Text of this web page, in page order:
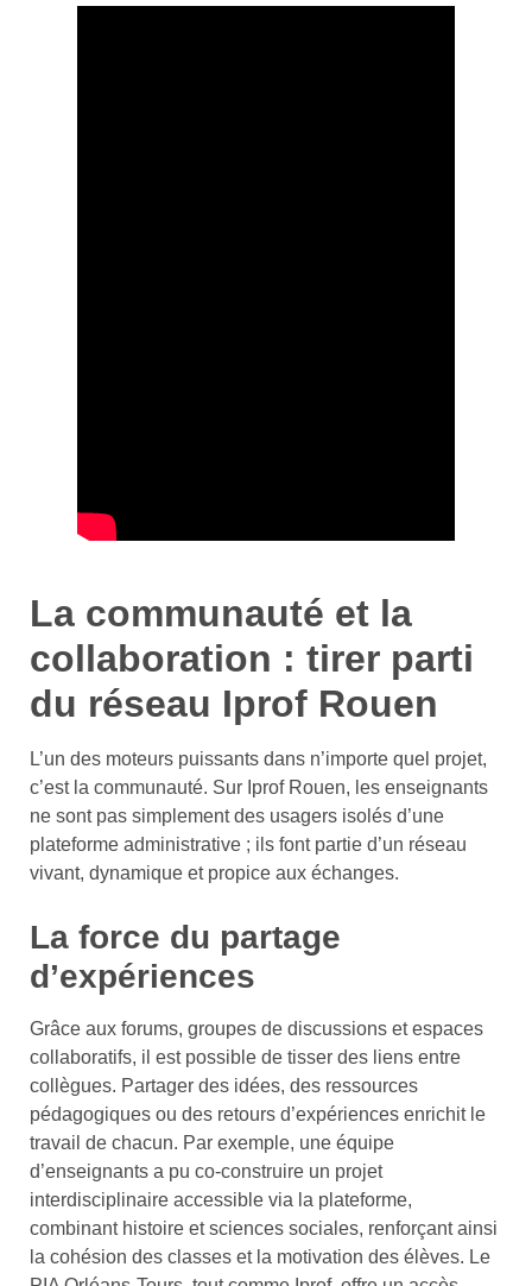
La communauté et la
collaboration : tirer parti
du réseau Iprof Rouen
L’un des moteurs puissants dans n’importe quel projet,
c’est la communauté. Sur Iprof Rouen, les enseignants
ne sont pas simplement des usagers isolés d’une
plateforme administrative ; ils font partie d’un réseau
vivant, dynamique et propice aux échanges.
La force du partage
d’expériences
Grâce aux forums, groupes de discussions et espaces
collaboratifs, il est possible de tisser des liens entre
collègues. Partager des idées, des ressources
pédagogiques ou des retours d’expériences enrichit le
travail de chacun. Par exemple, une équipe
d’enseignants a pu co-construire un projet
interdisciplinaire accessible via la plateforme,
combinant histoire et sciences sociales, renforçant ainsi
la cohésion des classes et la motivation des élèves. Le